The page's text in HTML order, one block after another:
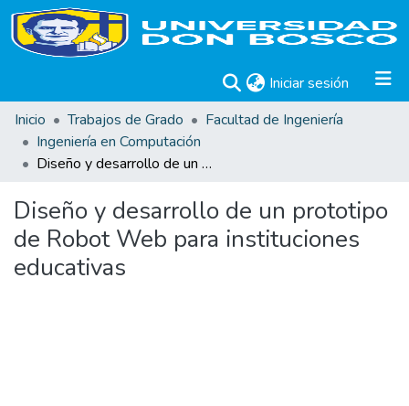
Iniciar sesión (current)
Inicio
Trabajos de Grado
Facultad de Ingeniería
Ingeniería en Computación
Diseño y desarrollo de un prototipo de Robot Web para instituciones educativas
Diseño y desarrollo de un prototipo
de Robot Web para instituciones
educativas